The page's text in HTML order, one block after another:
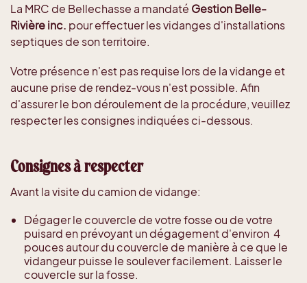
La MRC de Bellechasse a mandaté Gestion Belle-
Rivière inc. pour effectuer les vidanges d'installations
septiques de son territoire.
Votre présence n'est pas requise lors de la vidange et
aucune prise de rendez-vous n'est possible. Afin
d'assurer le bon déroulement de la procédure, veuillez
respecter les consignes indiquées ci-dessous.
Consignes à respecter
Avant la visite du camion de vidange:
Dégager le couvercle de votre fosse ou de votre
puisard en prévoyant un dégagement d'environ 4
pouces autour du couvercle de manière à ce que le
vidangeur puisse le soulever facilement. Laisser le
couvercle sur la fosse.